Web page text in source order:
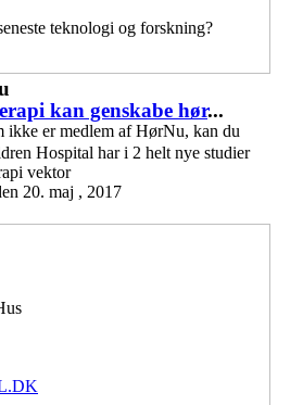
kan genskabe hør...
Hospital har i 2 helt nye studier
vektor
20. maj , 2017
teknologi og forskning?
ikke er medlem af HørNu, kan du